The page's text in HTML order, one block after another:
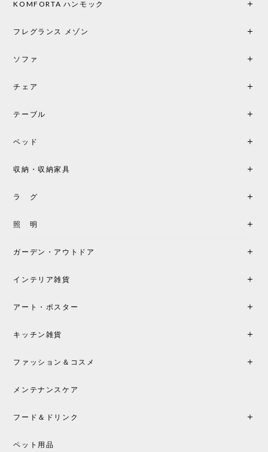
KOMFORTA ハンモック
フレグランス メゾン
ソファ
チェア
テーブル
ベッド
収納・収納家具
ラ グ
照 明
ガーデン・アウトドア
インテリア雑貨
アート・ポスター
キッチン雑貨
ファッション＆コスメ
メンテナンスケア
フード＆ドリンク
ペット用品